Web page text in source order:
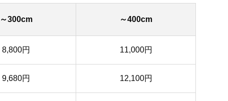
～300cm ～400cm
8,800円 11,000円
9,680円 12,100円